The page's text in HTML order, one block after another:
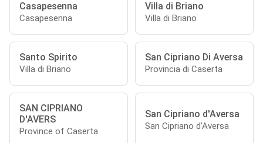
Casapesenna
Casapesenna
Villa di Briano
Villa di Briano
Santo Spirito
Villa di Briano
San Cipriano Di Aversa
Provincia di Caserta
SAN CIPRIANO
D'AVERS
Province of Caserta
San Cipriano d'Aversa
San Cipriano d'Aversa